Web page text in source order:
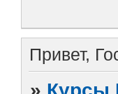
Привет,